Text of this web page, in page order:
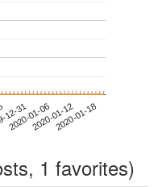
31
2020-01-062020-01-122020-01-18
1 favorites)